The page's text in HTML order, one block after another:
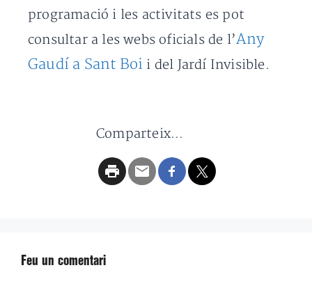
programació i les activitats es pot
consultar a les webs oficials de l’Any
Gaudí a Sant Boi i del Jardí Invisible.
Comparteix...
Feu un comentari